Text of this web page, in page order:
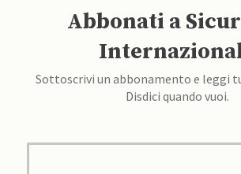
Abbonati a
Sottoscrivi un abbonamento e leggi
Disdici quando vuoi.